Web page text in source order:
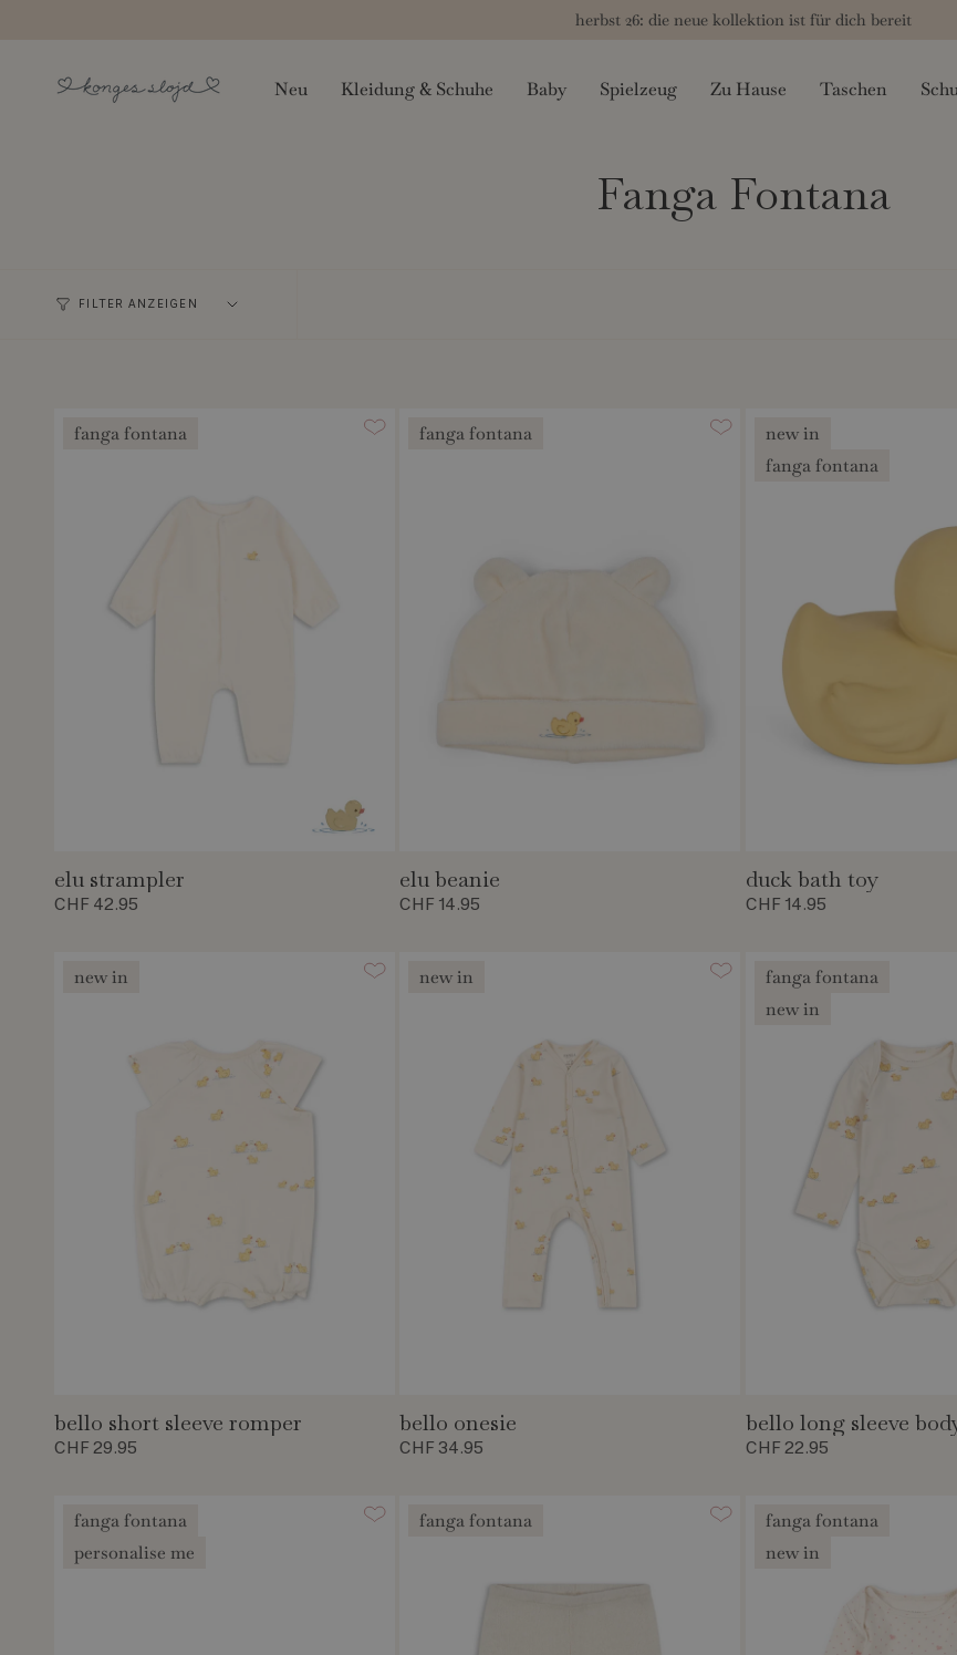
springen
herbst 26: die neue kollektion ist für dich bereit
Neu Kleidung & Schuhe Baby Spielzeug Zu Hause Taschen
Fanga Fontana
FILTER ANZEIGEN
fanga fontana
elu strampler
CHF 42.95
fanga fontana
elu beanie
CHF 14.95
new in
fanga fontana
duck bath toy
CHF 14.95
new in
bello short sleeve romper
CHF 29.95
new in
bello onesie
CHF 34.95
fanga fontana
new in
bello long sleeve
CHF 22.95
fanga fontana
personalise me
fanga fontana
fanga fontana
new in